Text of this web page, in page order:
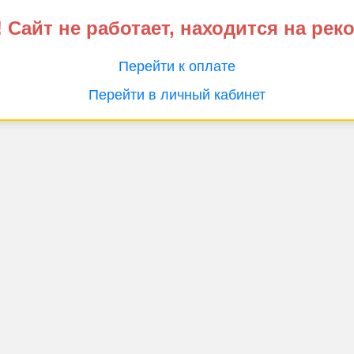
не работает, находится на
Перейти к оплате
Перейти в личный кабинет